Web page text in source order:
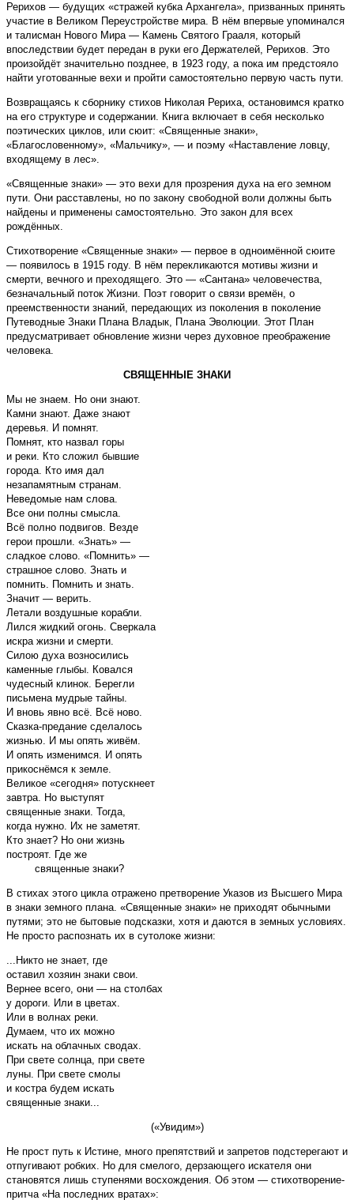
Рерихов — будущих «стражей кубка Архангела», призванных принять
участие в Великом Переустройстве мира. В нём впервые упоминался
и талисман Нового Мира — Камень Святого Грааля, который
впоследствии будет передан в руки его Держателей, Рерихов. Это
произойдёт значительно позднее, в 1923 году, а пока им предстояло
найти уготованные вехи и пройти самостоятельно первую часть пути.
Возвращаясь к сборнику стихов Николая Рериха, остановимся кратко
на его структуре и содержании. Книга включает в себя несколько
поэтических циклов, или сюит: «Священные знаки»,
«Благословенному», «Мальчику», — и поэму «Наставление ловцу,
входящему в лес».
«Священные знаки» — это вехи для прозрения духа на его земном
пути. Они расставлены, но по закону свободной воли должны быть
найдены и применены самостоятельно. Это закон для всех
рождённых.
Стихотворение «Священные знаки» — первое в одноимённой сюите
— появилось в 1915 году. В нём перекликаются мотивы жизни и
смерти, вечного и преходящего. Это — «Сантана» человечества,
безначальный поток Жизни. Поэт говорит о связи времён, о
преемственности знаний, передающих из поколения в поколение
Путеводные Знаки Плана Владык, Плана Эволюции. Этот План
предусматривает обновление жизни через духовное преображение
человека.
СВЯЩЕННЫЕ ЗНАКИ
Мы не знаем. Но они знают.
Камни знают. Даже знают
деревья. И помнят.
Помнят, кто назвал горы
и реки. Кто сложил бывшие
города. Кто имя дал
незапамятным странам.
Неведомые нам слова.
Все они полны смысла.
Всё полно подвигов. Везде
герои прошли. «Знать» —
сладкое слово. «Помнить» —
страшное слово. Знать и
помнить. Помнить и знать.
Значит — верить.
Летали воздушные корабли.
Лился жидкий огонь. Сверкала
искра жизни и смерти.
Силою духа возносились
каменные глыбы. Ковался
чудесный клинок. Берегли
письмена мудрые тайны.
И вновь явно всё. Всё ново.
Сказка-предание сделалось
жизнью. И мы опять живём.
И опять изменимся. И опять
прикоснёмся к земле.
Великое «сегодня» потускнеет
завтра. Но выступят
священные знаки. Тогда,
когда нужно. Их не заметят.
Кто знает? Но они жизнь
построят. Где же
священные знаки?
В стихах этого цикла отражено претворение Указов из Высшего Мира
в знаки земного плана. «Священные знаки» не приходят обычными
путями; это не бытовые подсказки, хотя и даются в земных условиях.
Не просто распознать их в сутолоке жизни:
...Никто не знает, где
оставил хозяин знаки свои.
Вернее всего, они — на столбах
у дороги. Или в цветах.
Или в волнах реки.
Думаем, что их можно
искать на облачных сводах.
При свете солнца, при свете
луны. При свете смолы
и костра будем искать
священные знаки...
(«Увидим»)
Не прост путь к Истине, много препятствий и запретов подстерегают и
отпугивают робких. Но для смелого, дерзающего искателя они
становятся лишь ступенями восхождения. Об этом — стихотворение-
притча «На последних вратах»: